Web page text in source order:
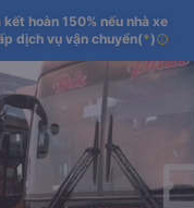
app Vexere ngay!
ưu đãi thành viên độc
app Vexere
ghế khi đặt vé máy bay qua
kết hoàn 150% nếu nhà xe
dịch vụ vận chuyển(*)info